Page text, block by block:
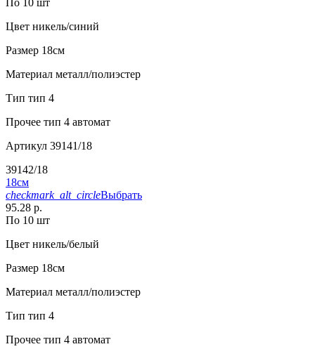
По 10 шт
Цвет никель/синий
Размер 18см
Материал металл/полиэстер
Тип тип 4
Прочее тип 4 автомат
Артикул 39141/18
39142/18
18см
checkmark_alt_circleВыбрать
95.28 р.
По 10 шт
Цвет никель/белый
Размер 18см
Материал металл/полиэстер
Тип тип 4
Прочее тип 4 автомат